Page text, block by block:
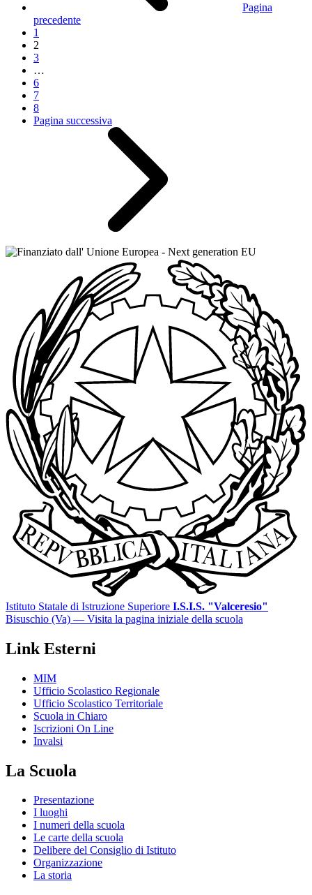
Pagina
precedente
1
2
3
…
6
7
8
Pagina successiva
Istituto Statale di Istruzione Superiore I.S.I.S. "Valceresio"
Bisuschio (Va) — Visita la pagina iniziale della scuola
Link Esterni
MIM
Ufficio Scolastico Regionale
Ufficio Scolastico Territoriale
Scuola in Chiaro
Iscrizioni On Line
Invalsi
La Scuola
Presentazione
I luoghi
I numeri della scuola
Le carte della scuola
Delibere del Consiglio di Istituto
Organizzazione
La storia